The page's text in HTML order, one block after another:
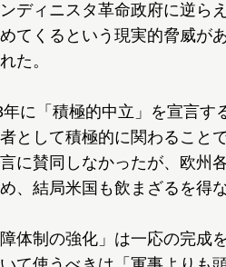
ディニスタ革命政府に逆ら
てくるという現実的脅威が
た。
に「積極的中立」を宣言す
として積極的に関わること
に賛同しなかったが、欧州
、結局米国も飲まざるを得な
体制の強化」は一応の完成